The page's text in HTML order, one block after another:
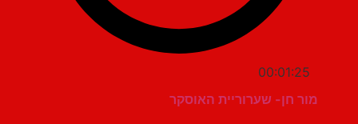
00:01:25
מור חן- שערוריית האוסקר